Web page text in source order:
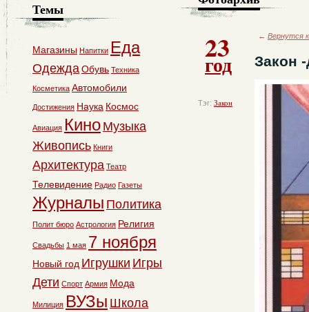
23
год
Тэг: Закон
← Вернутся
Закон
Темы
Магазины Напитки Еда
ОдеждаОбувь Техника
Косметика Автомобили
Достижения Наука Космос
Авиация Кино Музыка
Живопись Книги
Архитектура Театр
Телевидение Радио Газеты
Журналы Политика
Полит бюро Астрология Религия
Свадьбы 1 мая 7 ноября
Новый год Игрушки Игры
Дети Спорт Армия Мода
Милиция ВУЗы Школа